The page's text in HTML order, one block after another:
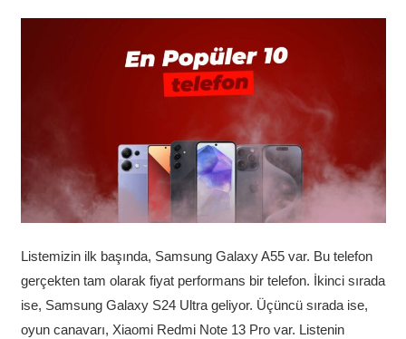
Listemizin ilk başında, Samsung Galaxy A55 var. Bu telefon
gerçekten tam olarak fiyat performans bir telefon. İkinci sırada
ise, Samsung Galaxy S24 Ultra geliyor. Üçüncü sırada ise,
oyun canavarı, Xiaomi Redmi Note 13 Pro var. Listenin